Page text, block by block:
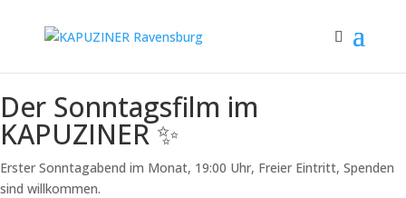
Der Sonntagsfilm im
KAPUZINER ✨
Erster Sonntagabend im Monat, 19:00 Uhr, Freier Eintritt, Spenden
sind willkommen.